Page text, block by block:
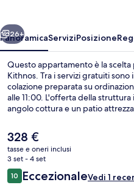
Avanti
26+
PanoramicaServiziPosizione
Questo appartamento è la
Kithnos. Tra i servizi gratuiti
colazione preparata su
alle 11:00. L'offerta della
angolo cottura e un patio
Il
prezzo
attuale
è
328 €
328 €
tasse e oneri inclusi
3 set - 4 set
Recensioni
1010 su 10
EccezionaleVedi 1